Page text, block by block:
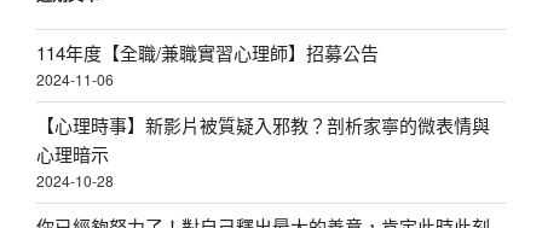
114年度【全職/兼職實習心理師】招募公告
2024-11-06
【心理時事】新影片被質疑入邪教？剖析家寧的微表情與
心理暗示
2024-10-28